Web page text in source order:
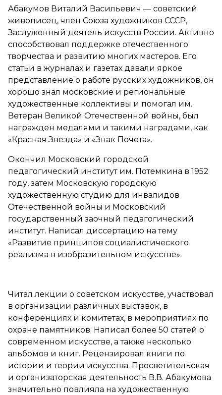
Абакумов Виталий Васильевич — советский
живописец, член Союза художников СССР,
Заслуженный деятель искусств России. Активно
способствовал поддержке отечественного
творчества и развитию многих мастеров. Его
статьи в журналах и газетах давали яркое
представление о работе русских художников, он
хорошо знал московские и региональные
художественные коллективы и помогал им.
Ветеран Великой Отечественной войны, был
награжден медалями и такими наградами, как
«Красная Звезда» и «Знак Почета».
Окончил Московский городской
педагогический институт им. Потемкина в 1952
году, затем Московскую городскую
художественную студию для инвалидов
Отечественной войны и Московский
государственный заочный педагогический
институт. Написал диссертацию на тему
«Развитие принципов социалистического
реализма в изобразительном искусстве».
Читал лекции о советском искусстве, участвовал
в организации различных выставок, в
конференциях и комитетах, в мероприятиях по
охране памятников. Написал более 50 статей о
современном искусстве, а также несколько
альбомов и книг. Рецензировал книги по
истории и теории искусства. Просветительская
и организаторская деятельность В.В. Абакумова
значительно повлияла на художественную